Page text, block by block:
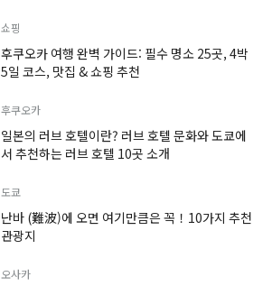
쇼핑
후쿠오카 여행 완벽 가이드: 필수 명소 25곳, 4박
5일 코스, 맛집 & 쇼핑 추천
후쿠오카
일본의 러브 호텔이란? 러브 호텔 문화와 도쿄에
서 추천하는 러브 호텔 10곳 소개
도쿄
난바 (難波)에 오면 여기만큼은 꼭！10가지 추천
관광지
오사카